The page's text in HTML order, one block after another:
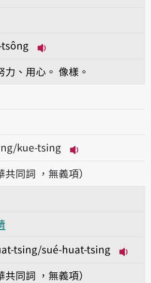
力、用心。 像樣。
kue-tsing
播放音讀ke-
共同詞 ，無義項）
tsing/sué-huat-tsing
共同詞 ，無義項）